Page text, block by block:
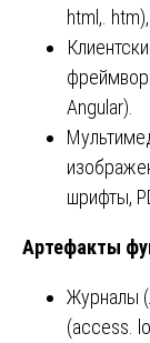
html,.
Angular).
шрифты,
Артефакты
Журналы
(access.